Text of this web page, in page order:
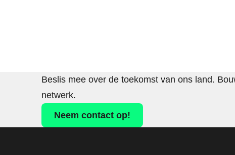
Beslis mee over de toekomst van ons land.
netwerk.
Neem contact op!